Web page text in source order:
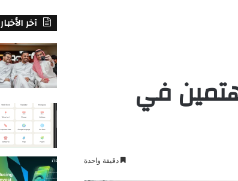
في
دقيقة واحدة
آخر الأخبار